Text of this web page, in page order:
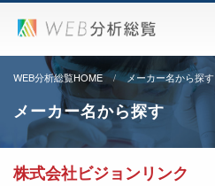
WEB分析総覧HOME メーカー名から探す
メーカー名から探す
株式会社ビジョンリンク